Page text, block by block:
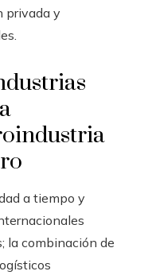
privada y
a tiempo y
la combinación de